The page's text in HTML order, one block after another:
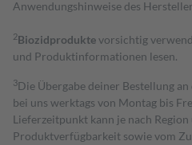
Anwendungshinweise des
2Biozidproduktevorsichtig
und Produktinformationen lesen.
3Die Übergabe deiner Bestellung
bei uns werktags von Montag bis
Lieferzeitpunkt kann je nach
Produktverfügbarkeit sowie vom